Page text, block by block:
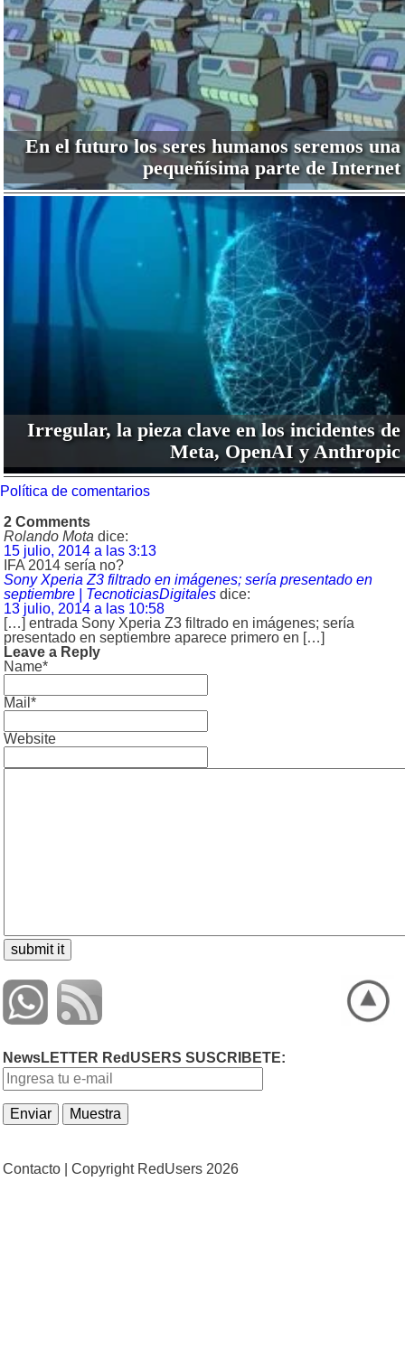
En el futuro los seres humanos seremos una
pequeñísima parte de Internet
Irregular, la pieza clave en los incidentes de
Meta, OpenAI y Anthropic
Política de comentarios
2 Comments
Rolando Mota dice:
15 julio, 2014 a las 3:13
IFA 2014 sería no?
Sony Xperia Z3 filtrado en imágenes; sería presentado en
septiembre | TecnoticiasDigitales dice:
13 julio, 2014 a las 10:58
[…] entrada Sony Xperia Z3 filtrado en imágenes; sería
presentado en septiembre aparece primero en […]
Leave a Reply
Name*
Mail*
Website
NewsLETTER RedUSERS SUSCRIBETE:
Contacto | Copyright RedUsers 2026